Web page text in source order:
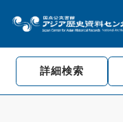
詳細検索